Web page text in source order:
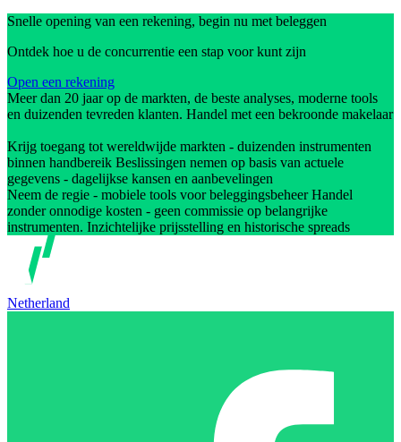
Snelle opening van een rekening, begin nu met beleggen
Ontdek hoe u de concurrentie een stap voor kunt zijn
Open een rekening
Meer dan 20 jaar op de markten, de beste analyses, moderne tools
en duizenden tevreden klanten. Handel met een bekroonde makelaar
Krijg toegang tot wereldwijde markten - duizenden instrumenten
binnen handbereik Beslissingen nemen op basis van actuele
gegevens - dagelijkse kansen en aanbevelingen
Neem de regie - mobiele tools voor beleggingsbeheer Handel
zonder onnodige kosten - geen commissie op belangrijke
instrumenten. Inzichtelijke prijsstelling en historische spreads
Netherland